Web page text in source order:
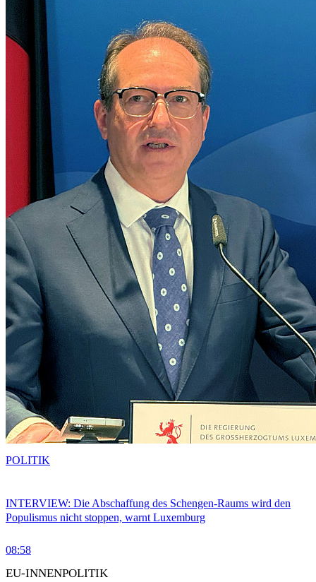
INTERVIEW: Die Abschaffung des Schengen-Raums wird den
Populismus nicht stoppen, warnt Luxemburg
08:58
POLITIK
EU-INNENPOLITIK